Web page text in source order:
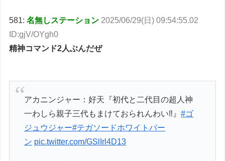
581:名無しステーション 2025/06/29(日) 09:54:55.02
ID:gjV/OYgh0
精神コマンド2人ぶんだぜ
アカニンジャー：好天『初代と二代目の超人神
一️️わしら親子三代もまけておられんわい‼️』#ゴ
ジュウジャー#テガソードホワイトバー
ン pic.twitter.com/GSlIrl4D13